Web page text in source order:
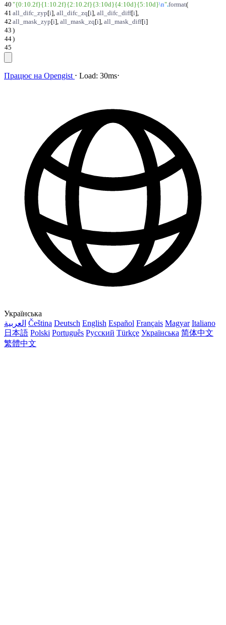
40 "{0:10.2f}{1:10.2f}{2:10.2f}{3:10d}{4:10d}{5:10d}\n".format(
41 all_difc_zyp[i], all_difc_zq[i], all_difc_diff[i],
42 all_mask_zyp[i], all_mask_zq[i], all_mask_diff[i]
43 )
44)
45
Працює на Opengist ⋅ Load: 30ms⋅
Українська
العربية Čeština Deutsch English Español Français Magyar Italiano
日本語 Polski Português Русский Türkçe Українська 简体中文
繁體中文